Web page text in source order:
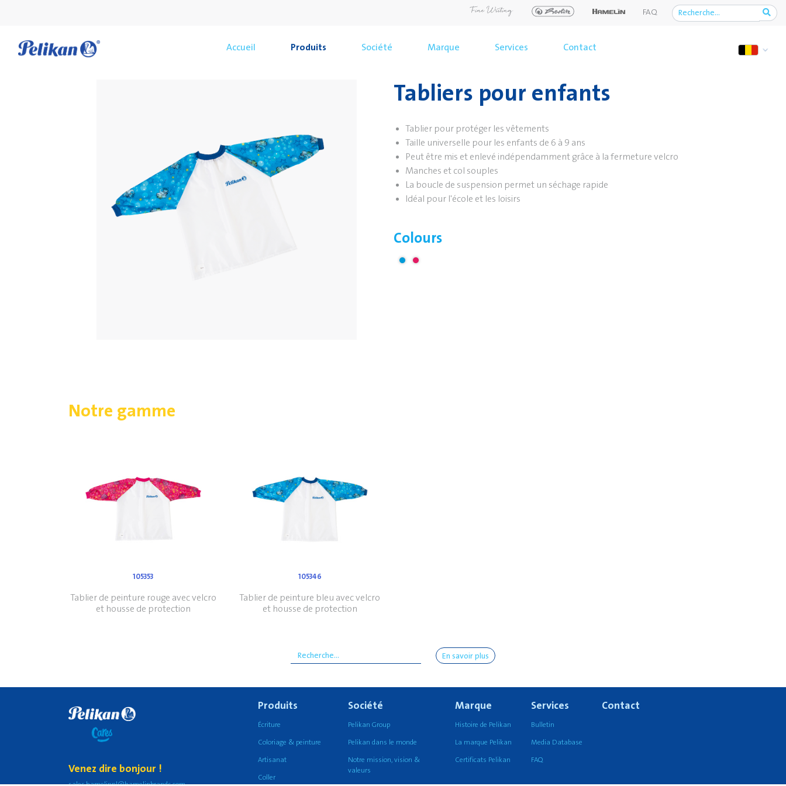
FAQ
Accueil Produits Société Marque Services Contact
Tabliers pour enfants
Tablier pour protéger les vêtements
Taille universelle pour les enfants de 6 à 9 ans
Peut être mis et enlevé indépendamment grâce à la fermeture velcro
Manches et col souples
La boucle de suspension permet un séchage rapide
Idéal pour l'école et les loisirs
Colours
Notre gamme
105353
Tablier de peinture rouge avec velcro
et housse de protection
105346
Tablier de peinture bleu avec velcro
et housse de protection
En savoir plus
Venez dire bonjour !
Produits
Écriture
Coloriage & peinture
Artisanat
Coller
Société
Pelikan Group
Pelikan dans le monde
Notre mission, vision &
valeurs
Marque
Histoire de Pelikan
La marque Pelikan
Certificats Pelikan
Services
Bulletin
Media Database
FAQ
Contact